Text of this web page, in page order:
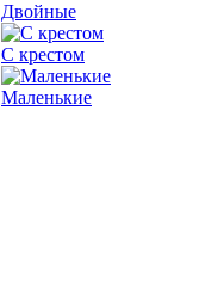
Двойные
С крестом
Маленькие